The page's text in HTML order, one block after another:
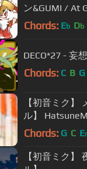
ン&GUMI / At
feat.Vocaloids
Chords: Eb Db
DECO*27 - 妄
Chords: C B G
【初音ミク】 メリュ
ル】
Chords: G C E
【初音ミク】